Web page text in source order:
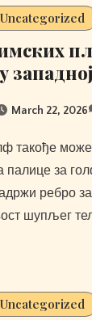
Uncategorized
March 22, 2026
палице за
ребро
шупљег
Uncategorized